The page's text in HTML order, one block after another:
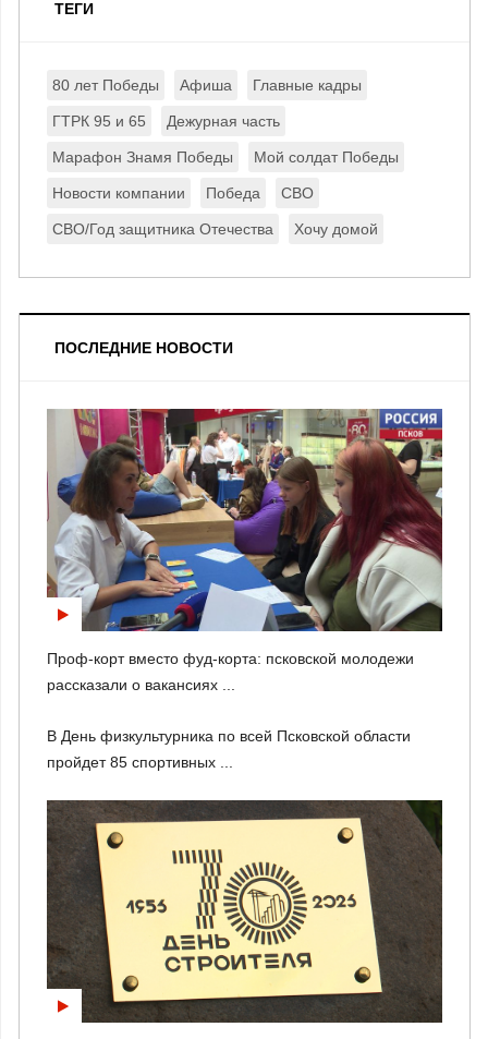
ТЕГИ
80 лет Победы Афиша Главные кадры
ГТРК 95 и 65 Дежурная часть
Марафон Знамя Победы Мой солдат Победы
Новости компании Победа СВО
СВО/Год защитника Отечества Хочу домой
ПОСЛЕДНИЕ НОВОСТИ
Проф-корт вместо фуд-корта: псковской молодежи
рассказали о вакансиях ...
В День физкультурника по всей Псковской области
пройдет 85 спортивных ...